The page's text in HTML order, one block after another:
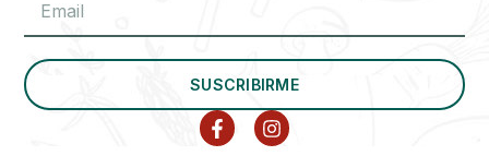
SUSCRIBIRME